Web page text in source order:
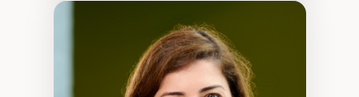
Trajectoires migratoires
Migrations forcées
Études des frontières; Enjeux géopolitiques
des migrations